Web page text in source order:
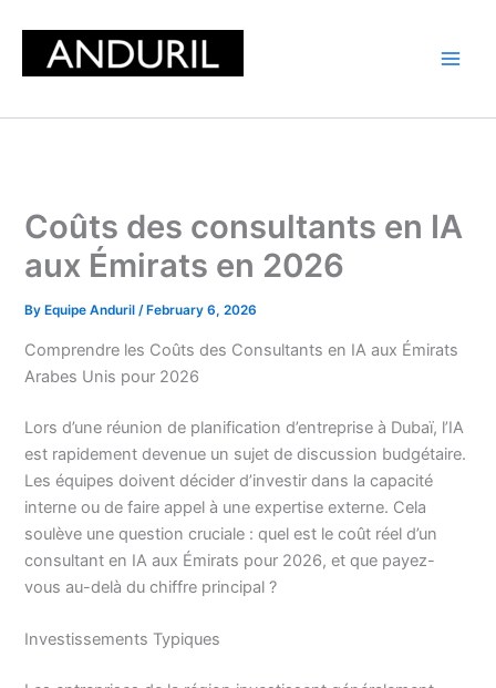
content
Coûts des consultants en IA
aux Émirats en 2026
By Equipe Anduril/ February 6, 2026
Comprendre les Coûts des Consultants en IA aux Émirats
Arabes Unis pour 2026
Lors d’une réunion de planification d’entreprise à Dubaï, l’IA
est rapidement devenue un sujet de discussion budgétaire.
Les équipes doivent décider d’investir dans la capacité
interne ou de faire appel à une expertise externe. Cela
soulève une question cruciale : quel est le coût réel d’un
consultant en IA aux Émirats pour 2026, et que payez-
vous au-delà du chiffre principal ?
Investissements Typiques